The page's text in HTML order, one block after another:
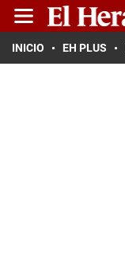
INICIO EH PLUS